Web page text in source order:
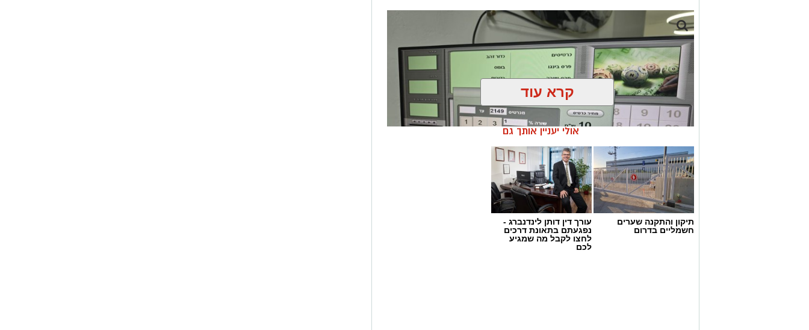
קרא עוד
אולי יעניין אותך גם
תיקון והתקנה שערים
חשמליים בדרום
עורך דין דותן לינדנברג -
נפגעתם בתאונת דרכים
לחצו לקבל מה שמגיע
לכם